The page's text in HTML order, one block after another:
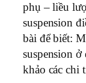
phụ – liều
suspension
bài để biết:
suspension
khảo các chi